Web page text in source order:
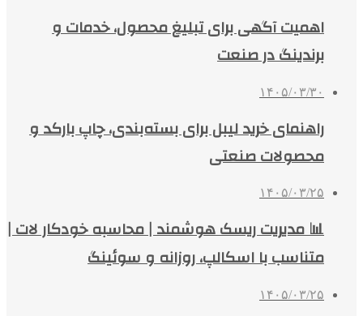
اهمیت آگهی برای تبلیغ محصول، خدمات و
برندینگ در صنعت
۱۴۰۵/۰۳/۳۰
راهنمای خرید لیبل برای بسته‌بندی، چاپ بارکد و
محصولات صنعتی
۱۴۰۵/۰۳/۲۵
📊 مدیریت ریسک هوشمند | محاسبه خودکار لات |
متناسب با اسکالپ، روزانه و سوئینگ
۱۴۰۵/۰۳/۲۵